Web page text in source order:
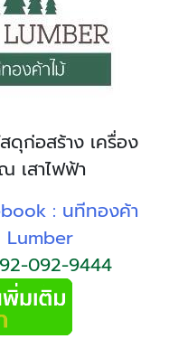
ดุก่อสร้าง เครื่อง
เสาไฟฟ้า
: นทีทองค้า
Lumber
092-9444